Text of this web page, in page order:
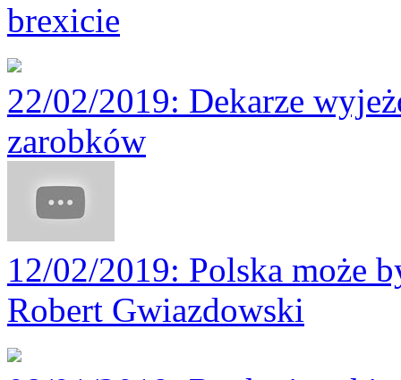
brexicie
22/02/2019: Dekarze
zarobków
12/02/2019: Polska może
Robert Gwiazdowski